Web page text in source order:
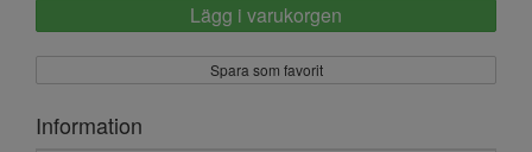
Lägg i varukorgen
Spara som favorit
Information